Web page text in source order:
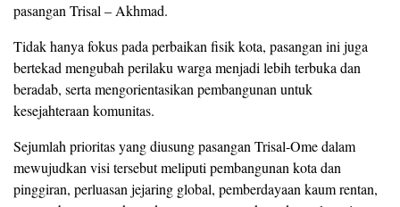
pasangan Trisal – Akhmad.
Tidak hanya fokus pada perbaikan fisik kota, pasangan ini juga
bertekad mengubah perilaku warga menjadi lebih terbuka dan
beradab, serta mengorientasikan pembangunan untuk
kesejahteraan komunitas.
Sejumlah prioritas yang diusung pasangan Trisal-Ome dalam
mewujudkan visi tersebut meliputi pembangunan kota dan
pinggiran, perluasan jejaring global, pemberdayaan kaum rentan,